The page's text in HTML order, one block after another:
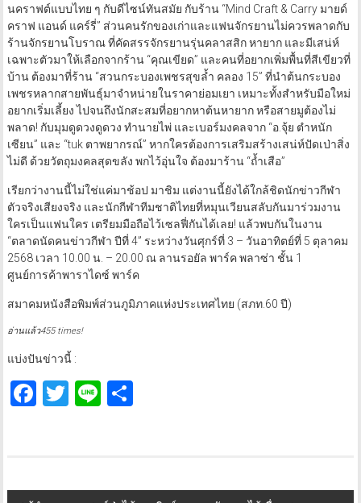
นคราฟต์แบบไทย ๆ กับดีไซน์ทันสมัย กับร้าน “Mind Craft & Carry มายด์
คราฟ แอนด์ แคร์รี่” ส่วนคนรักของเก่าและแฟนจักรยานไม่ควรพลาดกับ
ร้านจักรยานโบราณ ที่คัดสรรจักรยานรุ่นคลาสสิก หายาก และมีเสน่ห์
เฉพาะตัวมาให้เลือกจากร้าน “คุณเขียด” และคนที่อยากเพิ่มพื้นที่สีเขียวที่
บ้าน ต้องมาที่ร้าน “สวนกระบองเพชรสุขล้ำ คลอง 15” ที่นำต้นกระบอง
เพชรหลากสายพันธุ์มาจำหน่ายในราคาย่อมเยา เหมาะทั้งสำหรับมือใหม่
อยากเริ่มเลี้ยง ไปจนถึงนักสะสมที่อยากหาต้นหายาก หรือสายมูต้องไม่
พลาด! กับมุมดูดวงดูดวง ทำนายไพ่ และเบอร์มงคลจาก “อ.จุ้ย​ ตำหนัก
เซียน” และ “tuk ตาพยากรณ์” หากใครต้องการเสริมสร้างเสน่ห์ปัดเป่าสิ่ง
ไม่ดี ด้วยวัตถุมงคลสุดขลัง พกไว้อุ่นใจ ต้องมาร้าน “ถ้ำเสือ”
เรียกว่างานนี้ไม่ใช่แค่มาช้อป มาชิม แต่งานนี้ยังได้ใกล้ชิดนักข่าวกีฬา
ตัวจริงเสียงจริง และนักกีฬาทีมชาติไทยที่หมุนเวียนสลับกันมาร่วมงาน
ใครเป็นแฟนใคร เตรียมมือถือไว้เซลฟี่กันได้เลย! แล้วพบกันในงาน
“ตลาดนัดคนข่าวกีฬา ปีที่ 4” ระหว่างวันศุกร์ที่ 3 – วันอาทิตย์ที่ 5 ตุลาคม
2568 เวลา 10.00 น. – 20.00 ณ ลานรอยัล พาร์ค พลาซ่า ชั้น 1
ศูนย์การค้าพาราไดซ์ พาร์ค
​สมาคมหนังสือพิมพ์ส่วนภูมิภาคแห่งประเทศไทย (สภท.60 ปี)​
อ่านแล้ว455 times!
แบ่งปันข่าวนี้ :
Facebook
Twitter
LineShare